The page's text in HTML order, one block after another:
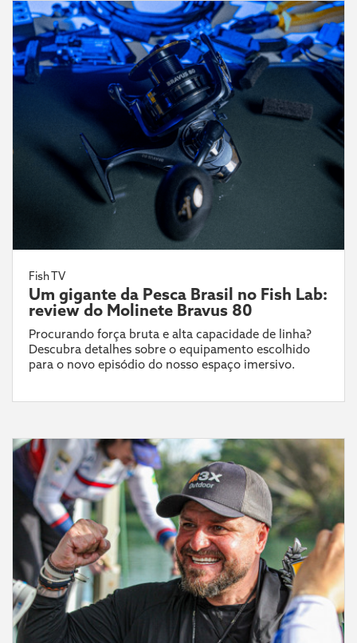
Fish TV
Um gigante da Pesca Brasil no Fish Lab:
review do Molinete Bravus 80
Procurando força bruta e alta capacidade de linha?
Descubra detalhes sobre o equipamento escolhido
para o novo episódio do nosso espaço imersivo.